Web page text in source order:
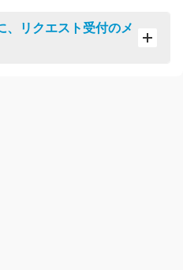
、リクエスト受付のメ